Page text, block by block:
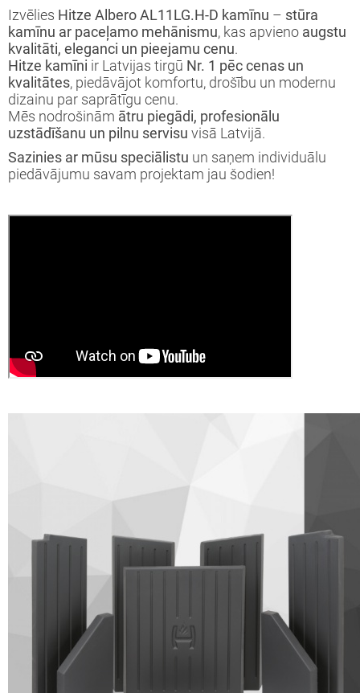
Izvēlies Hitze Albero AL11LG.H-D kamīnu – stūra
kamīnu ar paceļamo mehānismu, kas apvieno augstu
kvalitāti, eleganci un pieejamu cenu.
Hitze kamīni ir Latvijas tirgū Nr. 1 pēc cenas un
kvalitātes, piedāvājot komfortu, drošību un modernu
dizainu par saprātīgu cenu.
Mēs nodrošinām ātru piegādi, profesionālu
uzstādīšanu un pilnu servisu visā Latvijā.
Sazinies ar mūsu speciālistu un saņem individuālu
piedāvājumu savam projektam jau šodien!